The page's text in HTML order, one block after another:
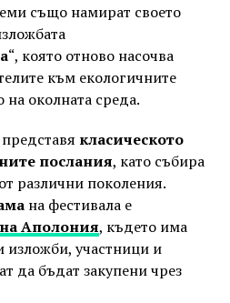
също намират своето
“, която отново насочва
към екологичните
околната среда.
класическото
послания, като събира
различни поколения.
на фестивала е
Аполония, където има
изложби, участници и
да бъдат закупени чрез